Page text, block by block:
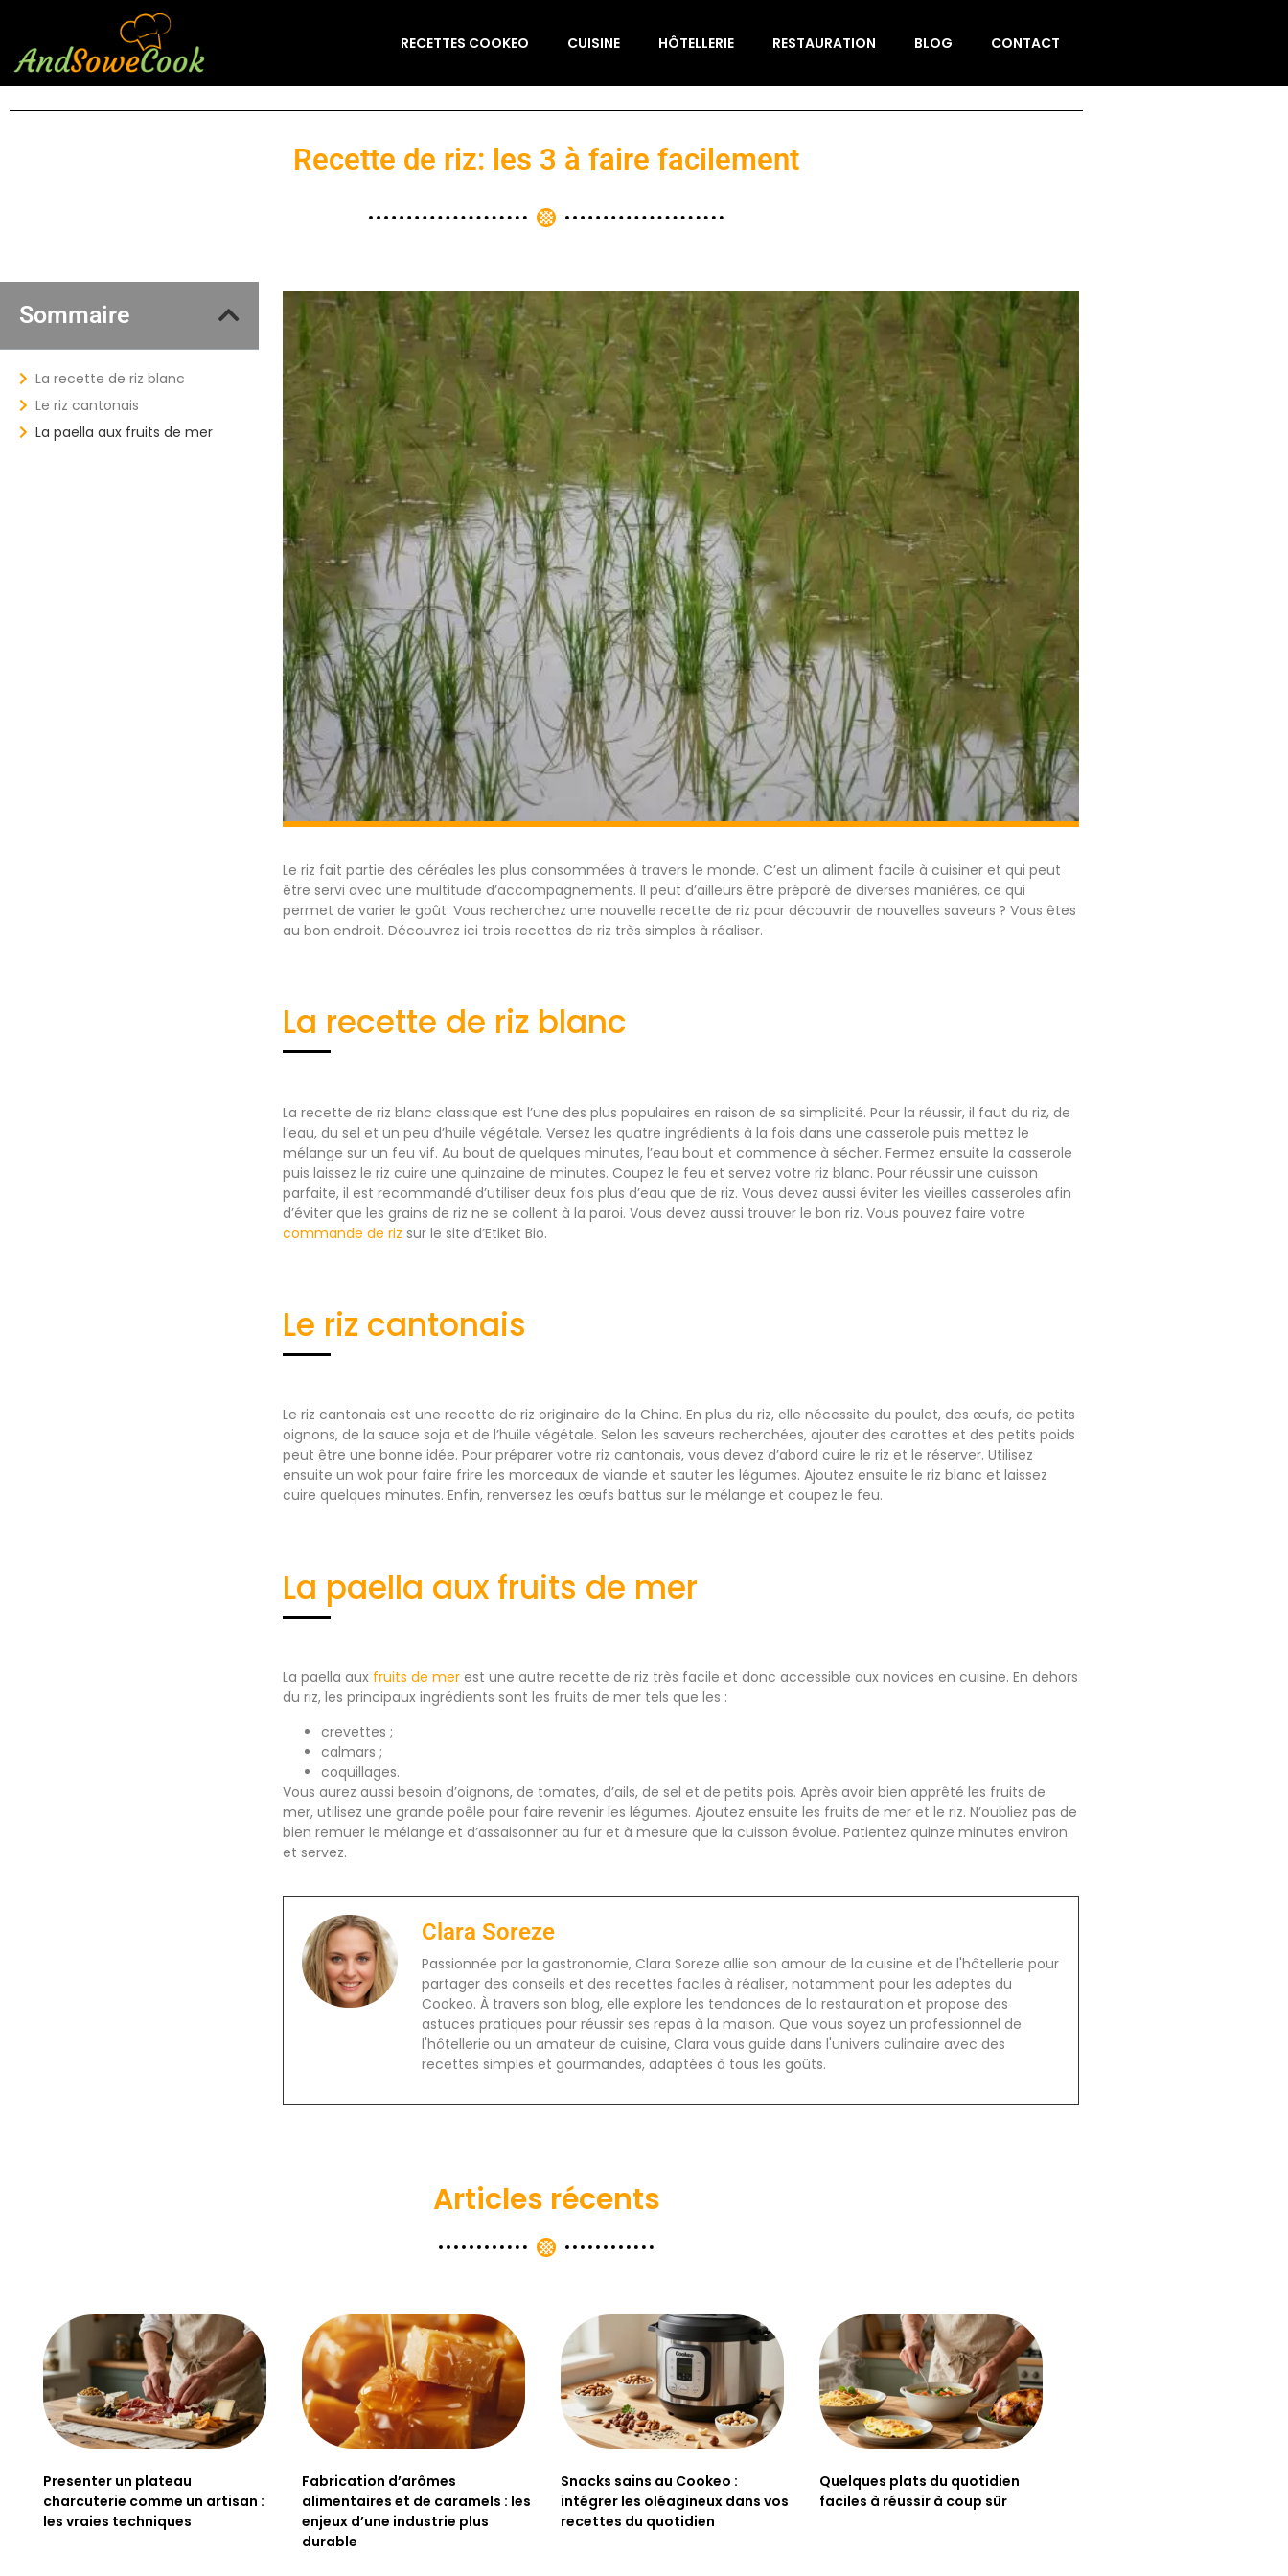
RECETTES COOKEO CUISINE HÔTELLERIE RESTAURATION BLOG CONTACT
Recette de riz: les 3 à faire facilement
Sommaire
La recette de riz blanc
Le riz cantonais
La paella aux fruits de mer
Le riz fait partie des céréales les plus consommées à travers le monde. C’est un aliment facile à cuisiner et qui peut
être servi avec une multitude d’accompagnements. Il peut d’ailleurs être préparé de diverses manières, ce qui
permet de varier le goût. Vous recherchez une nouvelle recette de riz pour découvrir de nouvelles saveurs ? Vous êtes
au bon endroit. Découvrez ici trois recettes de riz très simples à réaliser.
La recette de riz blanc
La recette de riz blanc classique est l’une des plus populaires en raison de sa simplicité. Pour la réussir, il faut du riz, de
l’eau, du sel et un peu d’huile végétale. Versez les quatre ingrédients à la fois dans une casserole puis mettez le
mélange sur un feu vif. Au bout de quelques minutes, l’eau bout et commence à sécher. Fermez ensuite la casserole
puis laissez le riz cuire une quinzaine de minutes. Coupez le feu et servez votre riz blanc. Pour réussir une cuisson
parfaite, il est recommandé d’utiliser deux fois plus d’eau que de riz. Vous devez aussi éviter les vieilles casseroles afin
d’éviter que les grains de riz ne se collent à la paroi. Vous devez aussi trouver le bon riz. Vous pouvez faire votre
commande de riz sur le site d’Etiket Bio.
Le riz cantonais
Le riz cantonais est une recette de riz originaire de la Chine. En plus du riz, elle nécessite du poulet, des œufs, de petits
oignons, de la sauce soja et de l’huile végétale. Selon les saveurs recherchées, ajouter des carottes et des petits poids
peut être une bonne idée. Pour préparer votre riz cantonais, vous devez d’abord cuire le riz et le réserver. Utilisez
ensuite un wok pour faire frire les morceaux de viande et sauter les légumes. Ajoutez ensuite le riz blanc et laissez
cuire quelques minutes. Enfin, renversez les œufs battus sur le mélange et coupez le feu.
La paella aux fruits de mer
La paella aux fruits de mer est une autre recette de riz très facile et donc accessible aux novices en cuisine. En dehors
du riz, les principaux ingrédients sont les fruits de mer tels que les :
crevettes ;
calmars ;
coquillages.
Vous aurez aussi besoin d’oignons, de tomates, d’ails, de sel et de petits pois. Après avoir bien apprêté les fruits de
mer, utilisez une grande poêle pour faire revenir les légumes. Ajoutez ensuite les fruits de mer et le riz. N’oubliez pas de
bien remuer le mélange et d’assaisonner au fur et à mesure que la cuisson évolue. Patientez quinze minutes environ
et servez.
Clara Soreze
Passionnée par la gastronomie, Clara Soreze allie son amour de la cuisine et de l'hôtellerie pour
partager des conseils et des recettes faciles à réaliser, notamment pour les adeptes du
Cookeo. À travers son blog, elle explore les tendances de la restauration et propose des
astuces pratiques pour réussir ses repas à la maison. Que vous soyez un professionnel de
l'hôtellerie ou un amateur de cuisine, Clara vous guide dans l'univers culinaire avec des
recettes simples et gourmandes, adaptées à tous les goûts.
Articles récents
Presenter un plateau
charcuterie comme un artisan :
les vraies techniques
Fabrication d’arômes
alimentaires et de caramels : les
enjeux d’une industrie plus
durable
Snacks sains au Cookeo :
intégrer les oléagineux dans vos
recettes du quotidien
Quelques plats du quotidien
faciles à réussir à coup sûr